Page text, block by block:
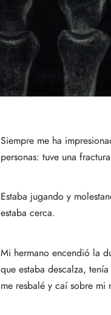
Siempre me ha
personas: tuve una
Estaba jugando y
estaba cerca.
Mi hermano encendió la
que estaba descalza,
me resbalé y caí sobre